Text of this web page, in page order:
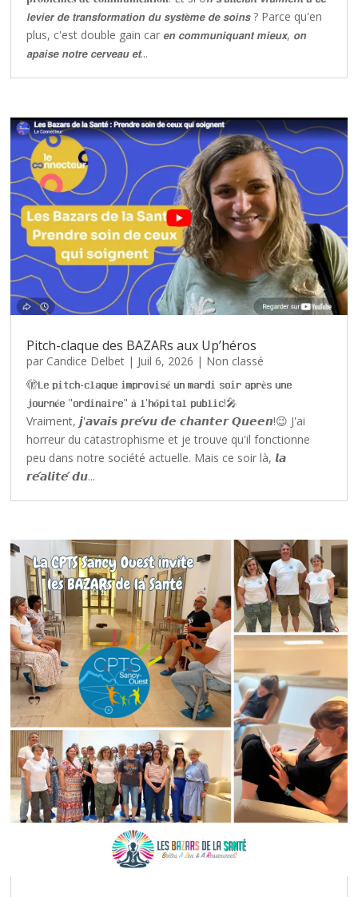
𝙡𝙚𝙫𝙞𝙚𝙧 𝙙𝙚 𝙩𝙧𝙖𝙣𝙨𝙛𝙤𝙧𝙢𝙖𝙩𝙞𝙤𝙣 𝙙𝙪 𝙨𝙮𝙨𝙩𝙚̀𝙢𝙚 𝙙𝙚 𝙨𝙤𝙞𝙣𝙨 ? Parce qu'en
plus, c'est double gain car 𝙚𝙣 𝙘𝙤𝙢𝙢𝙪𝙣𝙞𝙦𝙪𝙖𝙣𝙩 𝙢𝙞𝙚𝙪𝙭, 𝙤𝙣
𝙖𝙥𝙖𝙞𝙨𝙚 𝙣𝙤𝙩𝙧𝙚 𝙘𝙚𝙧𝙫𝙚𝙖𝙪 𝙚𝙩...
Pitch-claque des BAZARs aux Up’héros
par Candice Delbet | Juil 6, 2026 | Non classé
🫣𝐋𝐞 𝐩𝐢𝐭𝐜𝐡-𝐜𝐥𝐚𝐪𝐮𝐞 𝐢𝐦𝐩𝐫𝐨𝐯𝐢𝐬𝐞́ 𝐮𝐧 𝐦𝐚𝐫𝐝𝐢 𝐬𝐨𝐢𝐫 𝐚𝐩𝐫𝐞̀𝐬 𝐮𝐧𝐞
𝐣𝐨𝐮𝐫𝐧𝐞́𝐞 "𝐨𝐫𝐝𝐢𝐧𝐚𝐢𝐫𝐞" 𝐚̀ 𝐥'𝐡𝐨̂𝐩𝐢𝐭𝐚𝐥 𝐩𝐮𝐛𝐥𝐢𝐜!🎤
Vraiment, 𝙟'𝙖𝙫𝙖𝙞𝙨 𝙥𝙧𝙚́𝙫𝙪 𝙙𝙚 𝙘𝙝𝙖𝙣𝙩𝙚𝙧 𝙌𝙪𝙚𝙚𝙣!😉 J'ai
horreur du catastrophisme et je trouve qu'il fonctionne
peu dans notre société actuelle. Mais ce soir là, 𝙡𝙖
𝙧𝙚́𝙖𝙡𝙞𝙩𝙚́ 𝙙𝙪...